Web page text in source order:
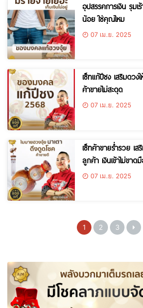
อุปสรรคการเงิน รุมเ
น้อย ใช่คุณไหม
07 เม.ย. 2025
เซ็ทแก้ปีชง เสริมดว
ค้าขายไม่สะดุด
07 เม.ย. 2025
เซ็ทค้าขายร่ำรวย เส
ลูกค้า เงินเข้าไม่ขาด
07 เม.ย. 2025
1 2 3